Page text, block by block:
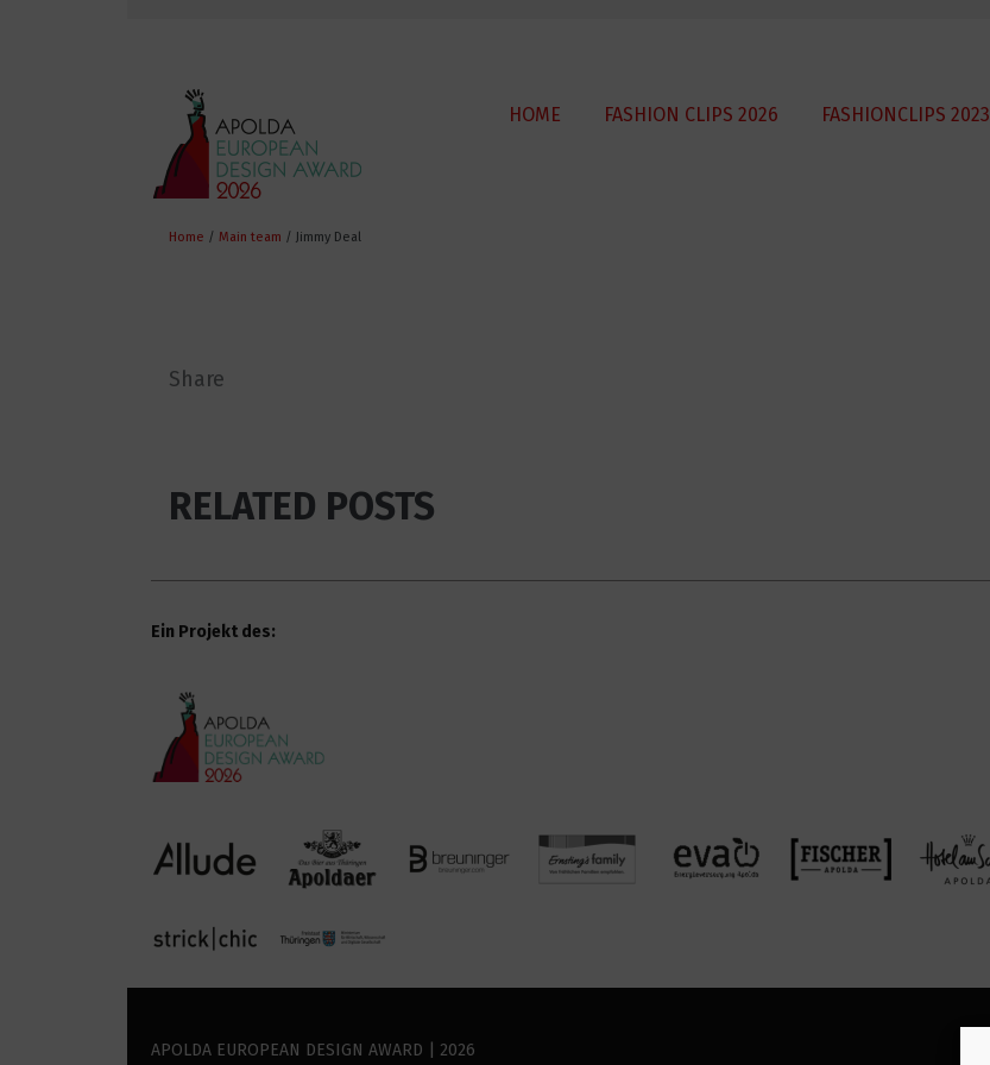
HOME FASHION CLIPS 2026 FASHIONCLIPS 2023
Home / Main team / Jimmy Deal
Share
RELATED POSTS
Ein Projekt des:
APOLDA EUROPEAN DESIGN AWARD | 2026